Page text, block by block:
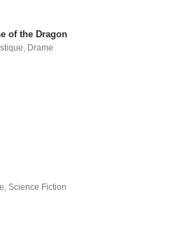
of the Dragon
Drame
,Science Fiction